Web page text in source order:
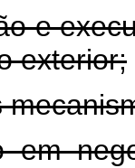
e
exterior;
em